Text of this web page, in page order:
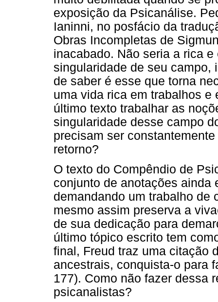
exposição da Psicanálise.
Ianinni, no posfácio da
Obras Incompletas de
inacabado. Não seria a rica
singularidade de seu campo,
de saber é esse que torna
uma vida rica em trabalhos
último texto trabalhar as
singularidade desse campo
precisam ser
retorno?
O texto do Compêndio de
conjunto de anotações ainda
demandando um trabalho de
mesmo assim preserva a
de sua dedicação para
último tópico escrito tem
final, Freud traz uma citação
ancestrais, conquista-o para
177). Como não fazer dessa
psicanalistas?